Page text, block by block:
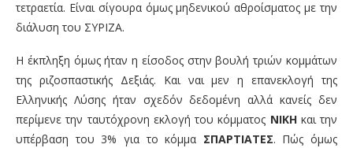
τετραετία. Είναι σίγουρα όμως μηδενικού αθροίσματος με την
διάλυση του ΣΥΡΙΖΑ.
Η έκπληξη όμως ήταν η είσοδος στην βουλή τριών κομμάτων
της ριζοσπαστικής Δεξιάς. Και ναι μεν η επανεκλογή της
Ελληνικής Λύσης ήταν σχεδόν δεδομένη αλλά κανείς δεν
περίμενε την ταυτόχρονη εκλογή του κόμματος ΝΙΚΗκαι την
υπέρβαση του 3% για το κόμμα ΣΠΑΡΤΙΑΤΕΣ. Πώς όμως